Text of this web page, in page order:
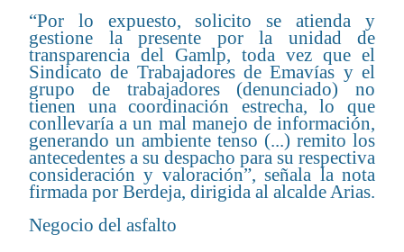
“Por lo expuesto, solicito se atienda y
gestione la presente por la unidad de
transparencia del Gamlp, toda vez que el
Sindicato de Trabajadores de Emavías y el
grupo de trabajadores (denunciado) no
tienen una coordinación estrecha, lo que
conllevaría a un mal manejo de información,
generando un ambiente tenso (...) remito los
antecedentes a su despacho para su respectiva
consideración y valoración”, señala la nota
firmada por Berdeja, dirigida al alcalde Arias.
Negocio del asfalto